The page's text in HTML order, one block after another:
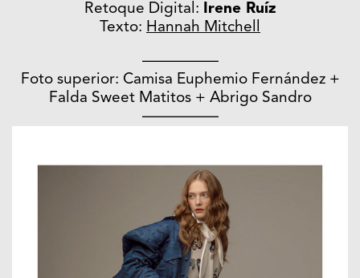
Retoque Digital: Irene Ruíz
Texto: Hannah Mitchell
—————
Foto superior: Camisa Euphemio Fernández +
Falda Sweet Matitos + Abrigo Sandro
—————